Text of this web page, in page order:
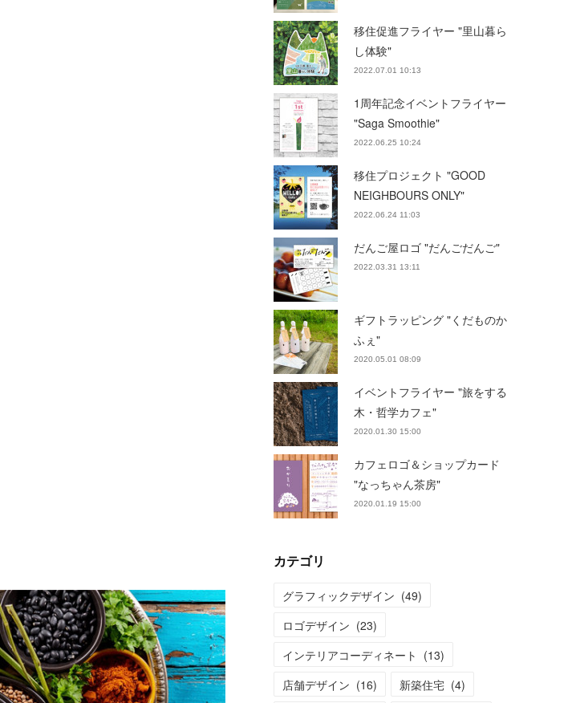
移住促進フライヤー "里山暮ら
し体験"
2022.07.01 10:13
1周年記念イベントフライヤー
"Saga Smoothie"
2022.06.25 10:24
移住プロジェクト "GOOD
NEIGHBOURS ONLY"
2022.06.24 11:03
だんご屋ロゴ "だんごだんご"
2022.03.31 13:11
ギフトラッピング "くだものか
ふぇ"
2020.05.01 08:09
イベントフライヤー "旅をする
木・哲学カフェ"
2020.01.30 15:00
カフェロゴ＆ショップカード
"なっちゃん茶房"
2020.01.19 15:00
カテゴリ
グラフィックデザイン (49)
ロゴデザイン (23)
インテリアコーディネート (13)
店舗デザイン (16) 新築住宅 (4)